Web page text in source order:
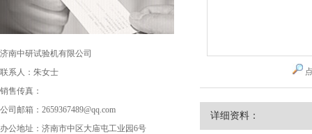
济南中研试验机有限公司
联系人：朱女士
销售传真：
公司邮箱：2659367489@qq.com
办公地址：济南市中区大庙屯工业园6号
详细资料：